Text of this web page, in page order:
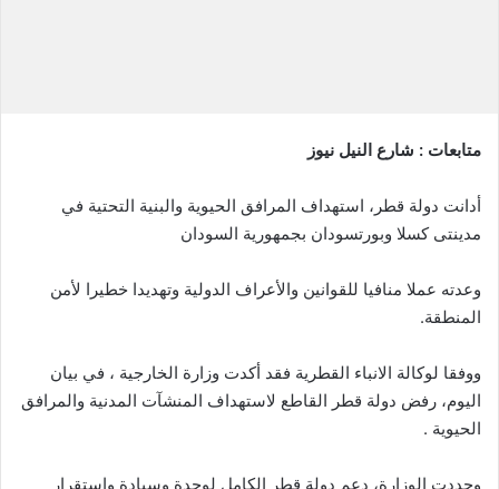
متابعات : شارع النيل نيوز
أدانت دولة قطر، استهداف المرافق الحيوية والبنية التحتية في
مدينتى كسلا وبورتسودان بجمهورية السودان
وعدته عملا منافيا للقوانين والأعراف الدولية وتهديدا خطيرا لأمن
المنطقة.
ووفقا لوكالة الانباء القطرية فقد أكدت وزارة الخارجية ، في بيان
اليوم، رفض دولة قطر القاطع لاستهداف المنشآت المدنية والمرافق
الحيوية .
وجددت الوزارة، دعم دولة قطر الكامل لوحدة وسيادة واستقرار